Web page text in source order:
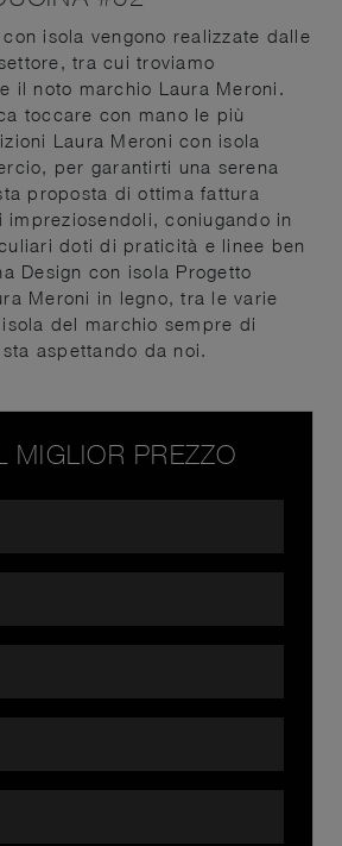
isola vengono realizzate dalle
tra cui troviamo
il noto marchio Laura Meroni.
toccare con mano le più
Laura Meroni con isola
per garantirti una serena
proposta di ottima fattura
coniugando in
doti di praticità e linee ben
Design con isola Progetto
Meroni in legno, tra le varie
del marchio sempre di
aspettando da noi.
MIGLIOR PREZZO